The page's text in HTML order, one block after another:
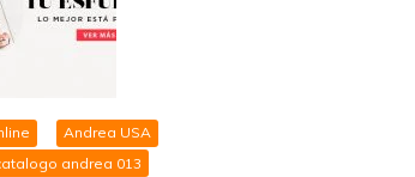
Andrea USA
andrea 013